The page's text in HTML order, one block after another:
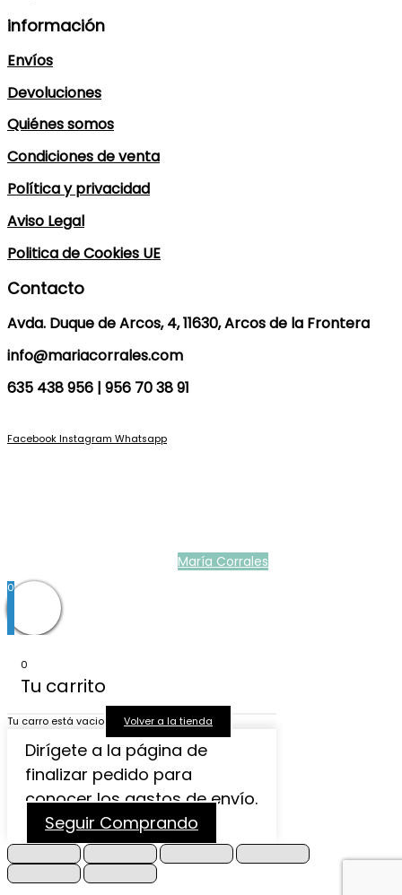
información
Envíos
Devoluciones
Quiénes somos
Condiciones de venta
Política y privacidad
Aviso Legal
Politica de Cookies UE
Contacto
Avda. Duque de Arcos, 4, 11630, Arcos de la Frontera
info@mariacorrales.com
635 438 956 | 956 70 38 91
Facebook Instagram Whatsapp
María Corrales
0
0
Tu carrito
Tu carro está vacio Volver a la tienda
Dirígete a la página de
finalizar pedido para
conocer los gastos de envío.
Seguir Comprando